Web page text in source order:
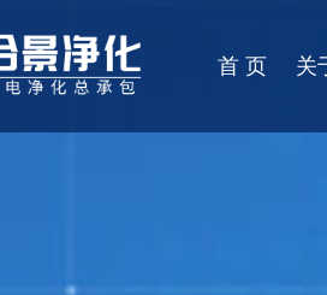
首 页 关